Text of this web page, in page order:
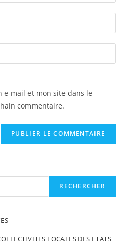
e-mail et mon site dans le
commentaire.
RECHERCHER
LOCALES DES ETATS